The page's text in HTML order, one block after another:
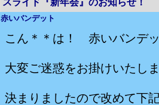
赤いバンデット
こん＊＊は！ 赤いバンデ
大変ご迷惑をお掛けいたし
決まりましたので改めて